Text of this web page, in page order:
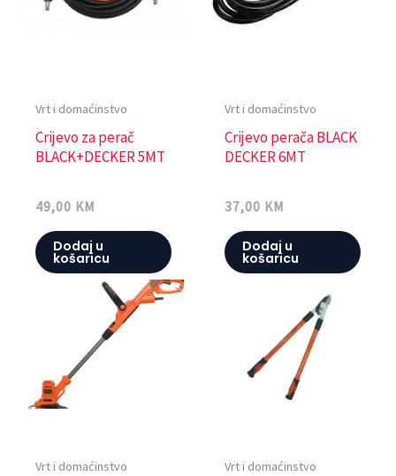
Vrt i domaćinstvo
Crijevo za perač
BLACK+DECKER 5MT
49,00 KM
Dodaj u
košaricu
Vrt i domaćinstvo
Crijevo perača BLACK
DECKER 6MT
37,00 KM
Dodaj u
košaricu
Vrt i domaćinstvo Vrt i domaćinstvo